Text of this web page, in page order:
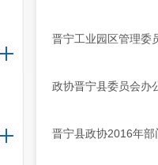
晋宁工业园区管理委
政协晋宁县委员会办
晋宁县政协2016年部